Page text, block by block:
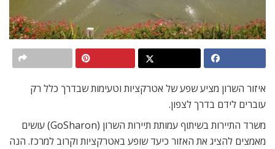
איזור השרון מציע שפע של אטרקציות וטעימות שבדרך כלל רק
עוברים לידם בדרך לצפון.
משרד התיירות בשיתוף עמותת תיירות השרון (GoSharon) עושים
מאמצים להציג את האזור כיעד שופע באטרקציות וקרוב למרכז. הנה